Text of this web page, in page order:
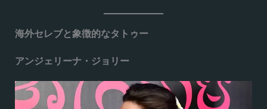
海外セレブと象徴的なタトゥー
アンジェリーナ・ジョリー